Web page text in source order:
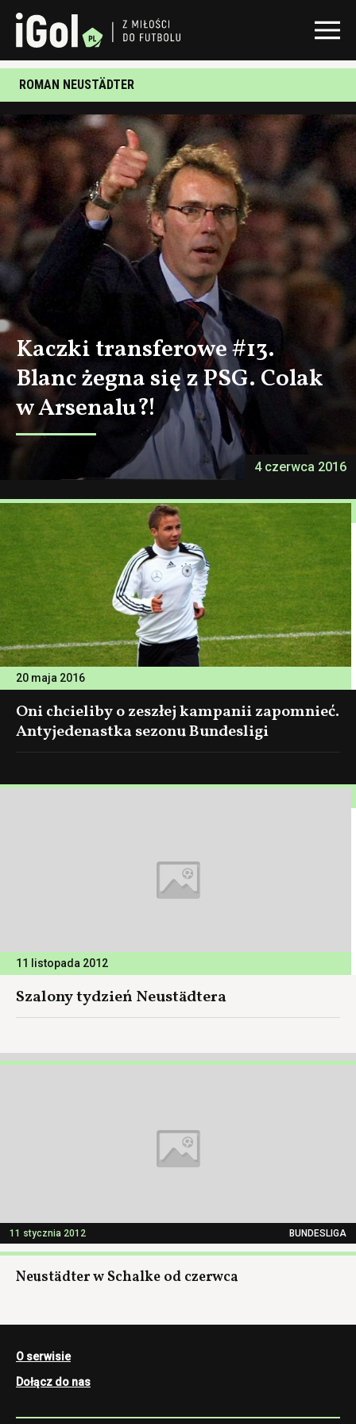
ROMAN NEUSTÄDTER
4 czerwca 2016
Kaczki transferowe #13.
Blanc żegna się z PSG. Colak
w Arsenalu?!
20 maja 2016
Oni chcieliby o zeszłej kampanii zapomnieć.
Antyjedenastka sezonu Bundesligi
11 listopada 2012
Szalony tydzień Neustädtera
11 stycznia 2012 BUNDESLIGA
Neustädter w Schalke od czerwca
O serwisie
Dołącz do nas